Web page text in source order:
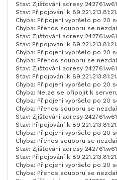
Stav: Zjišťování adresy
Stav: Připojování k
Chyba: Připojení vypršelo po 20
Chyba: Přenos souboru se
Stav: Zjišťování adresy
Stav: Připojování k
Chyba: Připojení vypršelo po 20
Chyba: Přenos souboru se
Stav: Zjišťování adresy
Stav: Připojování k
Chyba: Připojení vypršelo po 20
Chyba: Nelze se připojit k
Chyba: Připojení vypršelo po 20
Chyba: Přenos souboru se
Stav: Zjišťování adresy
Stav: Připojování k
Chyba: Připojení vypršelo po 20
Chyba: Přenos souboru se
Stav: Zjišťování adresy
Stav: Připojování k
Chyba: Připojení vypršelo po 20
Chyba: Přenos souboru se